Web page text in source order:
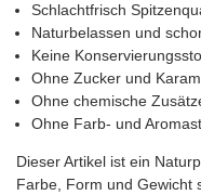
Schlachtfrisch
Naturbelassen und
Keine
Ohne Zucker und
Ohne chemische
Ohne Farb- und
Dieser Artikel ist ein
Farbe, Form und Gewicht